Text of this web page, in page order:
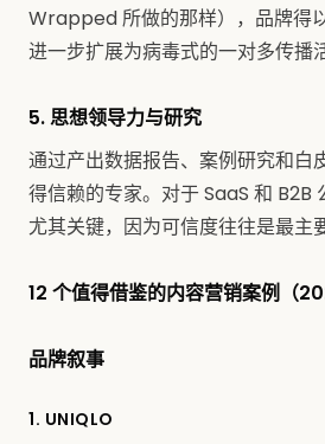
Wrapped 所做的那样），品牌得
进一步扩展为病毒式的一对多传播
5. 思想领导力与研究
通过产出数据报告、案例研究和白
得信赖的专家。对于 SaaS 和 B2B
尤其关键，因为可信度往往是最主
12 个值得借鉴的内容营销案例（
品牌叙事
1. UNIQLO